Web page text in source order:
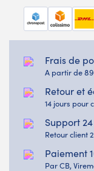
Frais de
A partir de
Retour et
14 jours pour
Support
Retour client
Paiement
Par CB,